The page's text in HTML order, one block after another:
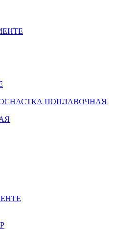
ПОПЛАВОЧНАЯ